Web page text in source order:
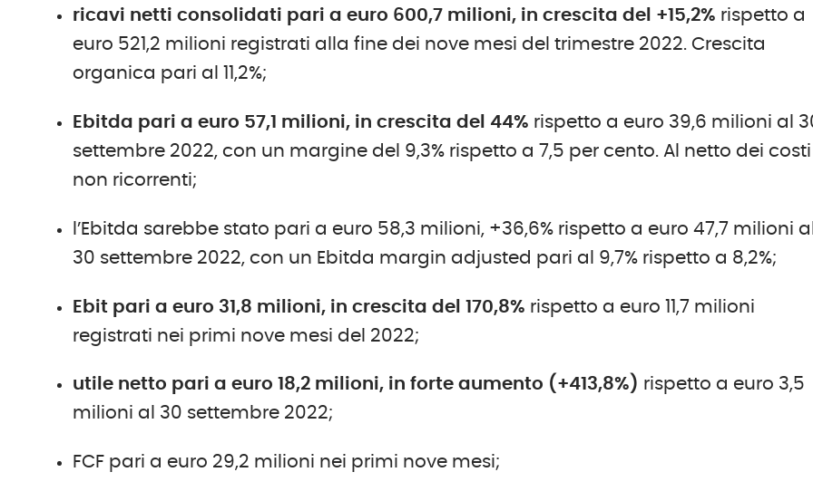
ricavi netti consolidati pari a euro 600,7 milioni, in crescita del +15,2% rispetto a
euro 521,2 milioni registrati alla fine dei nove mesi del trimestre 2022. Crescita
organica pari al 11,2%;
Ebitda pari a euro 57,1 milioni, in crescita del 44% rispetto a euro 39,6 milioni al
settembre 2022, con un margine del 9,3% rispetto a 7,5 per cento. Al netto dei costi
non ricorrenti;
l’Ebitda sarebbe stato pari a euro 58,3 milioni, +36,6% rispetto a euro 47,7 milioni
30 settembre 2022, con un Ebitda margin adjusted pari al 9,7% rispetto a 8,2%;
Ebit pari a euro 31,8 milioni, in crescita del 170,8% rispetto a euro 11,7 milioni
registrati nei primi nove mesi del 2022;
utile netto pari a euro 18,2 milioni, in forte aumento (+413,8%) rispetto a euro 3,5
milioni al 30 settembre 2022;
FCF pari a euro 29,2 milioni nei primi nove mesi;